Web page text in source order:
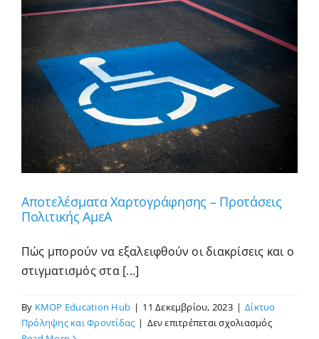
Αποτελέσματα Χαρτογράφησης – Προτάσεις
Πολιτικής ΑμεΑ
Πώς μπορούν να εξαλειφθούν οι διακρίσεις και ο
στιγματισμός στα [...]
By KMOP Education Hub | 11 Δεκεμβρίου, 2023 | Δίκτυο
Πρόληψης και Φροντίδας | Δεν επιτρέπεται σχολιασμόςστο